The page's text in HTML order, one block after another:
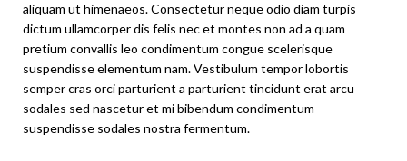
aliquam ut himenaeos. Consectetur neque odio diam turpis
dictum ullamcorper dis felis nec et montes non ad a quam
pretium convallis leo condimentum congue scelerisque
suspendisse elementum nam. Vestibulum tempor lobortis
semper cras orci parturient a parturient tincidunt erat arcu
sodales sed nascetur et mi bibendum condimentum
suspendisse sodales nostra fermentum.